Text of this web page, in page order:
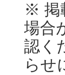
※ 掲
場合
認く
らせ